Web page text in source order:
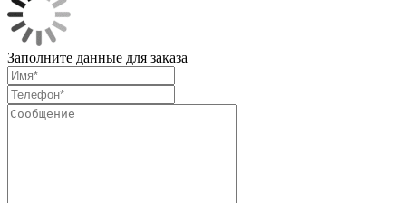
Заполните данные для заказа